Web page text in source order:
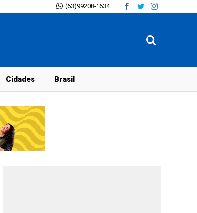
(63)99208-1634
Cidades Brasil